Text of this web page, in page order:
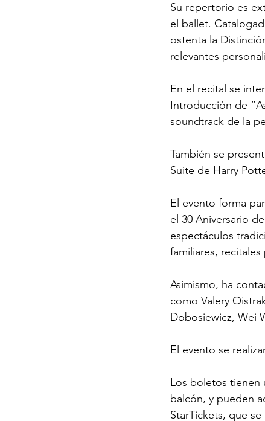
Su repertorio es
el ballet.
ostenta la
relevantes
En el recital se
Introducción de
soundtrack de la
También se
Suite de Harry
El evento forma
el 30 Aniversario
espectáculos
familiares,
Asimismo, ha
como Valery
Dobosiewicz, Wei
El evento se
Los boletos tienen
balcón, y pueden
StarTickets, que